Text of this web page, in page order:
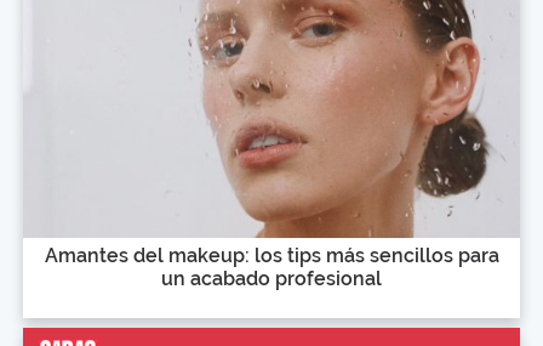
Amantes del makeup: los tips más sencillos para
un acabado profesional